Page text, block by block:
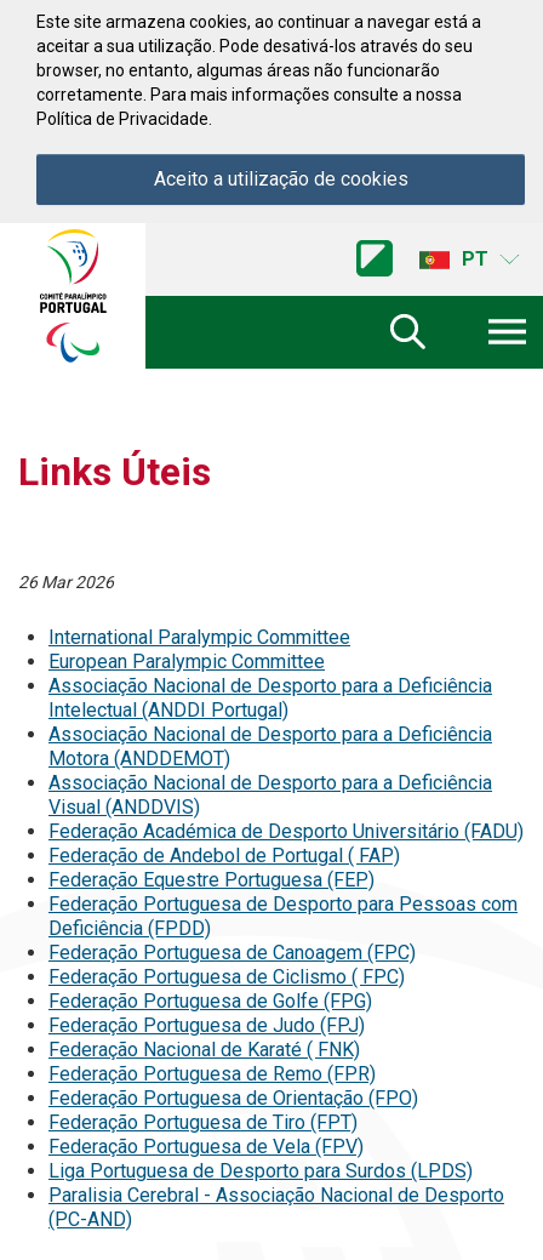
Saltar para conteúdo
Este site armazena cookies, ao continuar a navegar está a
aceitar a sua utilização. Pode desativá-los através do seu
browser, no entanto, algumas áreas não funcionarão
corretamente. Para mais informações consulte a nossa
Política de Privacidade.
Aceito a utilização de cookies
Comite
Paralimpico
Portugal
PT
Links Úteis
26 Mar 2026
International Paralympic Committee
European Paralympic Committee
Associação Nacional de Desporto para a Deficiência
Intelectual (ANDDI Portugal)
Associação Nacional de Desporto para a Deficiência
Motora (ANDDEMOT)
Associação Nacional de Desporto para a Deficiência
Visual (ANDDVIS)
Federação Académica de Desporto Universitário (FADU)
Federação de Andebol de Portugal ( FAP)
Federação Equestre Portuguesa (FEP)
Federação Portuguesa de Desporto para Pessoas com
Deficiência (FPDD)
Federação Portuguesa de Canoagem (FPC)
Federação Portuguesa de Ciclismo ( FPC)
Federação Portuguesa de Golfe (FPG)
Federação Portuguesa de Judo (FPJ)
Federação Nacional de Karaté ( FNK)
Federação Portuguesa de Remo (FPR)
Federação Portuguesa de Orientação (FPO)
Federação Portuguesa de Tiro (FPT)
Federação Portuguesa de Vela (FPV)
Liga Portuguesa de Desporto para Surdos (LPDS)
Paralisia Cerebral - Associação Nacional de Desporto
(PC-AND)